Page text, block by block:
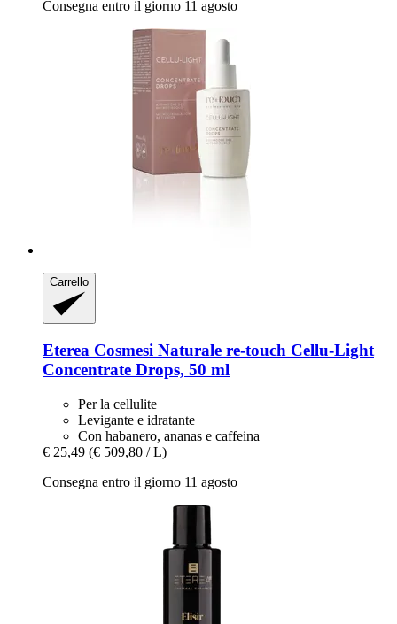
Consegna entro il giorno 11 agosto
Carrello
Eterea Cosmesi Naturale re-​touch Cellu-​Light
Concentrate Drops, 50 ml
Per la cellulite
Levigante e idratante
Con habanero, ananas e caffeina
€ 25,49 (€ 509,80 / L)
Consegna entro il giorno 11 agosto